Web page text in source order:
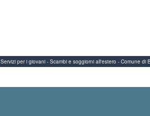
Servizi per i giovani - Scambi e soggiorni all'estero - Comune